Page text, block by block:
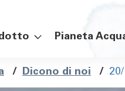
Pianeta
/ Dicono di noi /